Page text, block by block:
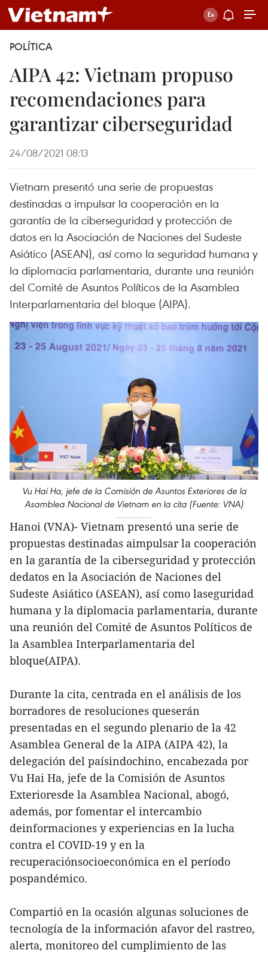
POLÍTICA
AIPA 42: Vietnam propuso
recomendaciones para
garantizar ciberseguridad
24/08/2021 08:13
Vietnam presentó una serie de propuestas
destinadas a impulsar la cooperación en la
garantía de la ciberseguridad y protección de
datos en la Asociación de Naciones del Sudeste
Asiático (ASEAN), así como la seguridad humana y
la diplomacia parlamentaria, durante una reunión
del Comité de Asuntos Políticos de la Asamblea
Interparlamentaria del bloque (AIPA).
Vu Hai Ha, jefe de la Comisión de Asuntos Exteriores de la
Asamblea Nacional de Vietnam en la cita (Fuente: VNA)
Hanoi (VNA)- Vietnam presentó una serie de
propuestas destinadas aimpulsar la cooperación
en la garantía de la ciberseguridad y protección
dedatos en la Asociación de Naciones del
Sudeste Asiático (ASEAN), así como laseguridad
humana y la diplomacia parlamentaria, durante
una reunión del Comité de Asuntos Políticos de
la Asamblea Interparlamentaria del
bloque(AIPA).
Durante la cita, centrada en el análisis de los
borradores de resoluciones queserán
presentadas en el segundo plenario de la 42
Asamblea General de la AIPA (AIPA 42), la
delegación del paísindochino, encabezada por
Vu Hai Ha, jefe de la Comisión de Asuntos
Exterioresde la Asamblea Nacional, abogó,
además, por fomentar el intercambio
deinformaciones y experiencias en la lucha
contra el COVID-19 y en la
recuperaciónsocioeconómica en el período
pospandémico.
Compartió en la ocasión algunas soluciones de
tecnología de la información afavor del rastreo,
alerta, monitoreo del cumplimiento de las